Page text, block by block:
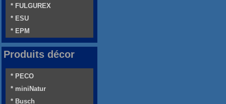
* FULGUREX
* ESU
* EPM
Produits décor
* PECO
* miniNatur
* Busch